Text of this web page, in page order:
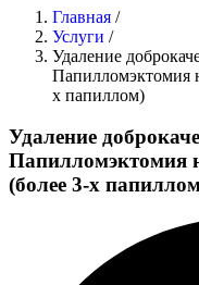
Главная /
Услуги /
Удаление
Папилломэктомия
х папиллом)
Удаление
Папилломэктомия
(более 3-х